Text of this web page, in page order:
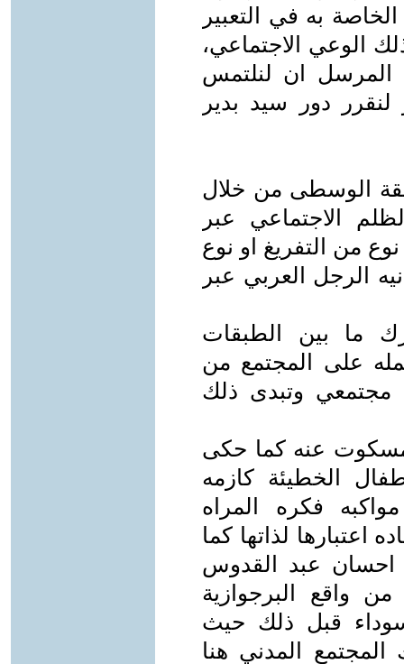
به في التعبير
الوعي الاجتماعي،
المرسل ان لنلتمس
لنقرر دور سيد بدير
الوسطى من خلال
الاجتماعي عبر
من التفريغ او نوع
الرجل العربي عبر
ما بين الطبقات
على المجتمع من
مجتمعي وتبدى ذلك
عنه كما حكى
الخطيئة كازمه
فكره المراه
اعتبارها لذاتها كما
احسان عبد القدوس
واقع البرجوازية
قبل ذلك حيث
المجتمع المدني هنا